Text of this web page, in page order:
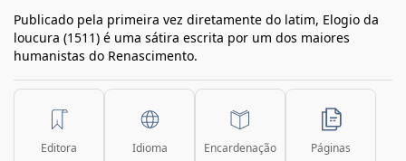
Publicado pela primeira vez diretamente do latim, Elogio da
loucura (1511) é uma sátira escrita por um dos maiores
humanistas do Renascimento.
Editora Idioma Encardenação Páginas